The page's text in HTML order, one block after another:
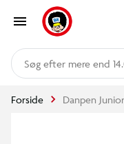
mere end
Forside Danpen